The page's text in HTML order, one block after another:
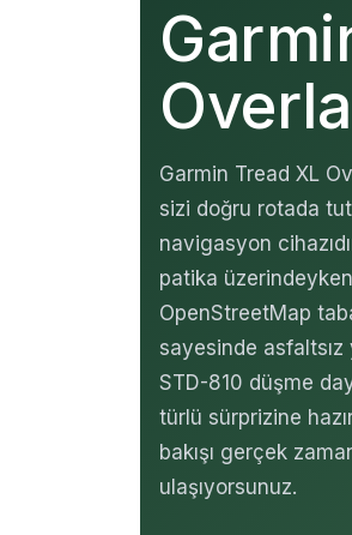
Garmin Tread XL
sizi doğru rotada
navigasyon
patika
OpenStreetMap
sayesinde
STD-810 düşme
türlü sürprizine
bakışı gerçek
ulaşıyorsunuz.